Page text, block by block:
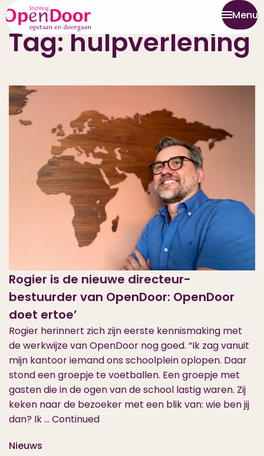
Menu
Tag: hulpverlening
Rogier is de nieuwe directeur-
bestuurder van OpenDoor: OpenDoor
doet ertoe’
Nieuws
Rogier herinnert zich zijn eerste kennismaking met
de werkwijze van OpenDoor nog goed. “Ik zag vanuit
mijn kantoor iemand ons schoolplein oplopen. Daar
stond een groepje te voetballen. Een groepje met
gasten die in de ogen van de school lastig waren. Zij
keken naar de bezoeker met een blik van: wie ben jij
dan? Ik … Continued